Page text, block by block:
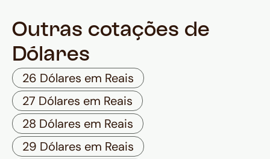
Outras cotações de
Dólares
26 Dólares em Reais
27 Dólares em Reais
28 Dólares em Reais
29 Dólares em Reais